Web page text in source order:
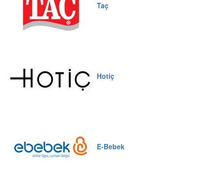
Taç
Hotiç
E-Bebek